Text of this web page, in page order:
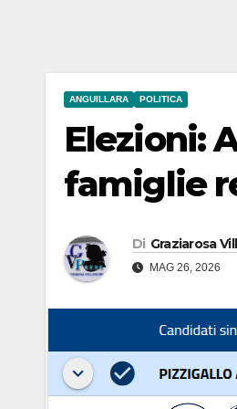
ANGUILLARA POLITICA
Elezioni:
famiglie
Di Graziarosa
MAG 26, 2026